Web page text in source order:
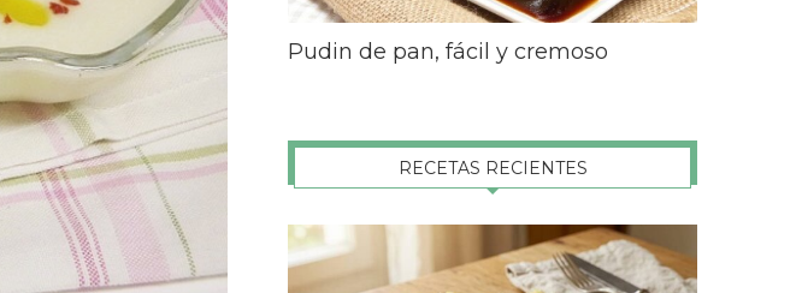
Pudin de pan, fácil y cremoso
RECETAS RECIENTES